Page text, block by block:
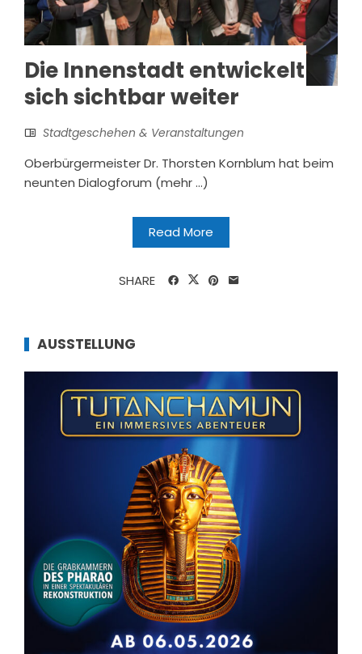
Die Innenstadt entwickelt
sich sichtbar weiter
Stadtgeschehen & Veranstaltungen
Oberbürgermeister Dr. Thorsten Kornblum hat beim
neunten Dialogforum (mehr …)
Read More
SHARE
AUSSTELLUNG